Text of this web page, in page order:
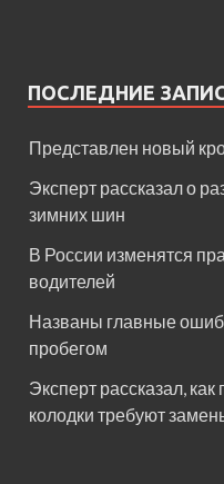
ПОСЛЕДНИЕ
Представлен новый
Эксперт рассказал о
зимних шин
В России изменятся
водителей
Названы главные
пробегом
Эксперт рассказал,
колодки требуют